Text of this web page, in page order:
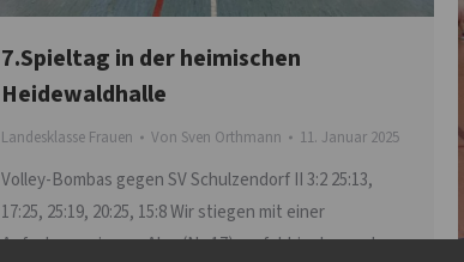
7.Spieltag in der heimischen
Heidewaldhalle
Landesklasse Frauen Von Sven Orthmann 11. Januar 2025
Volley-Bombas gegen SV Schulzendorf II 3:2 25:13,
17:25, 25:19, 20:25, 15:8 Wir stiegen mit einer
Aufgabenserie von Alex (Nr. 17) perfekt in den ersten